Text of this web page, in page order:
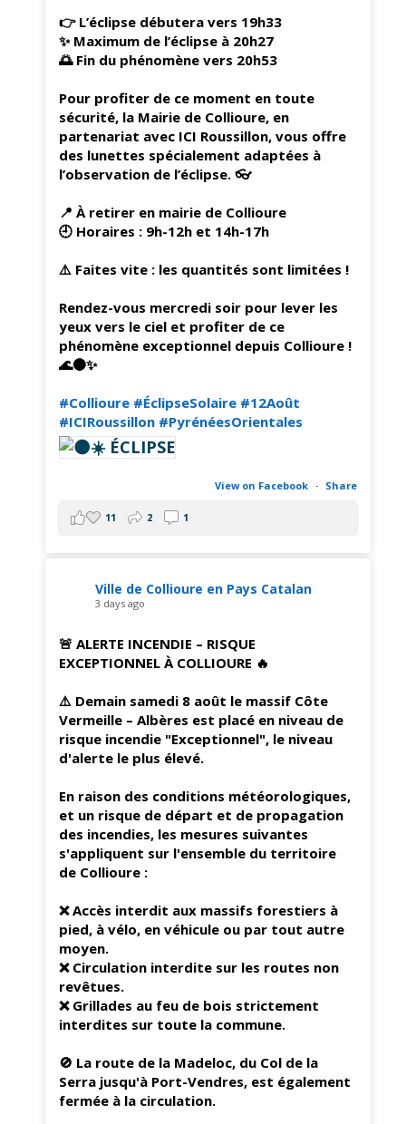
👉 L’éclipse débutera vers 19h33
✨ Maximum de l’éclipse à 20h27
🌅 Fin du phénomène vers 20h53
Pour profiter de ce moment en toute
sécurité, la Mairie de Collioure, en
partenariat avec ICI Roussillon, vous offre
des lunettes spécialement adaptées à
l’observation de l’éclipse. 👓
📍 À retirer en mairie de Collioure
🕘 Horaires : 9h-12h et 14h-17h
⚠️ Faites vite : les quantités sont limitées !
Rendez-vous mercredi soir pour lever les
yeux vers le ciel et profiter de ce
phénomène exceptionnel depuis Collioure !
🌊🌑✨
#Collioure #ÉclipseSolaire #12Août
#ICIRoussillon #PyrénéesOrientales
View on Facebook · Share
11 2 1
Ville de Collioure en Pays Catalan
3 days ago
🚨 ALERTE INCENDIE – RISQUE
EXCEPTIONNEL À COLLIOURE 🔥
⚠️ Demain samedi 8 août le massif Côte
Vermeille – Albères est placé en niveau de
risque incendie "Exceptionnel", le niveau
d'alerte le plus élevé.
En raison des conditions météorologiques,
et un risque de départ et de propagation
des incendies, les mesures suivantes
s'appliquent sur l'ensemble du territoire
de Collioure :
❌ Accès interdit aux massifs forestiers à
pied, à vélo, en véhicule ou par tout autre
moyen.
❌ Circulation interdite sur les routes non
revêtues.
❌ Grillades au feu de bois strictement
interdites sur toute la commune.
🚫 La route de la Madeloc, du Col de la
Serra jusqu'à Port-Vendres, est également
fermée à la circulation.